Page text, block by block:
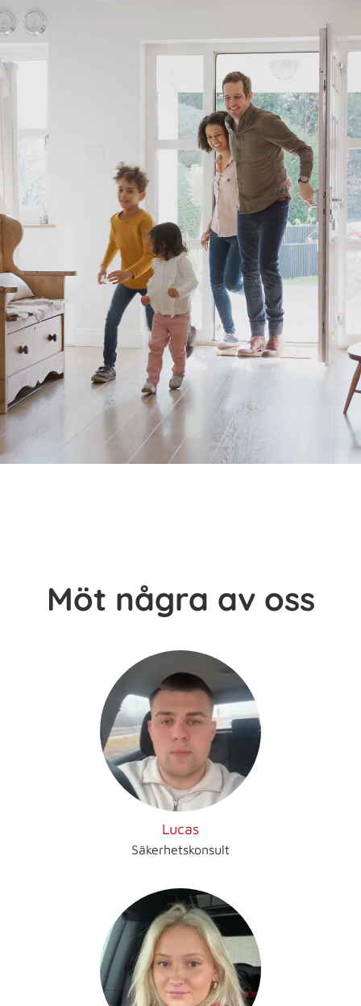
Din karriär börjar
här
Garda Alarm har kunder från Kiruna i norr
till Ystad i söder och fokuserar på att
erbjuda en modern trygghet till en låg
kostnad.
Eftersom vi växer och söker fler kollegor
som vill utvecklas och hjälpa familjer, så
tycker vi att just du ska skicka in en
ansökan. Ta chansen att bli en "Gardian".
Vi på Garda Alarm värderar dina
personliga egenskaper högre än ditt CV.
Vad du vill är viktigare än vad du gjort.
Välkommen med din ansökan!
Möt några av oss
Lucas
Säkerhetskonsult